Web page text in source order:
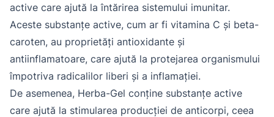
active care ajută la întărirea sistemului imunitar.
Aceste substanțe active, cum ar fi vitamina C și beta-
caroten, au proprietăți antioxidante și
antiinflamatoare, care ajută la protejarea organismului
împotriva radicalilor liberi și a inflamației.
De asemenea, Herba-Gel conține substanțe active
care ajută la stimularea producției de anticorpi, ceea